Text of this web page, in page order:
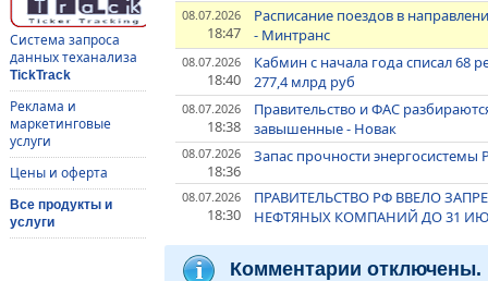
Система запроса
данных теханализа
TickTrack
Реклама и
маркетинговые
услуги
Цены и оферта
Все продукты и
услуги
08.07.2026
18:47
Расписание поездов в
- Минтранс
08.07.2026
18:40
Кабмин с начала года списал
277,4 млрд руб
08.07.2026
18:38
Правительство и ФАС
завышенные - Новак
08.07.2026
18:36
Запас прочности
08.07.2026
18:30
ПРАВИТЕЛЬСТВО РФ ВВЕЛО
НЕФТЯНЫХ КОМПАНИЙ ДО 31
Комментарии отключены.